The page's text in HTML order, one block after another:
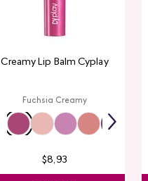
Creamy Lip Balm Cyplay
Fuchsia Creamy
$8,93